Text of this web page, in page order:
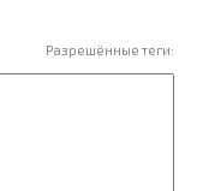
Разрешённые теги: